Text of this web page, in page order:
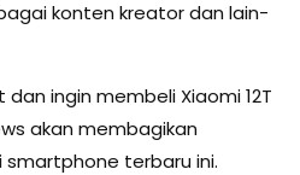
konten kreator dan lain-
ingin membeli Xiaomi 12T
akan membagikan
smartphone terbaru ini.